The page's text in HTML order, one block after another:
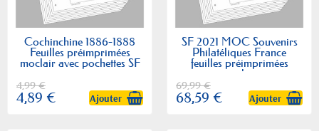
Cochinchine 1886-1888
Feuilles préimprimées
moclair avec pochettes SF
4,99 €
4,89 € Ajouter
SF 2021 MOC Souvenirs
Philatéliques France
feuilles préimprimées
moclair
69,99 €
68,59 € Ajouter